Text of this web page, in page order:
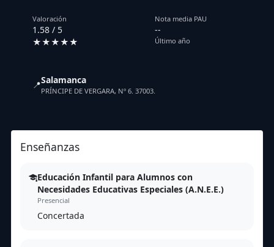
Valoración
1.58 / 5
★★★★★
Nota media PAU
--
Último año
📍Salamanca
PRÍNCIPE DE VERGARA, Nº 6. 37003.
Enseñanzas
Educación Infantil para Alumnos con
Necesidades Educativas Especiales (A.N.E.E.)
Presencial
Concertada